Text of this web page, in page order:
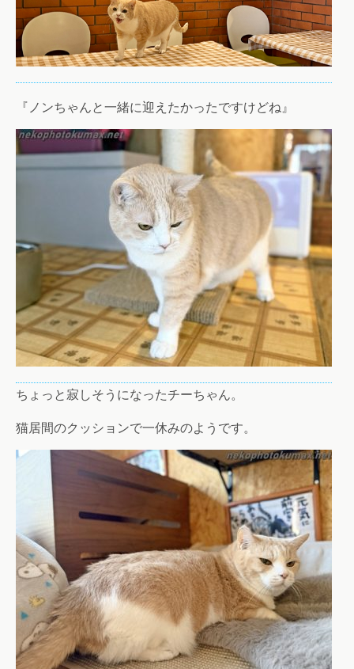
『ノンちゃんと一緒に迎えたかったですけどね』
ちょっと寂しそうになったチーちゃん。
猫居間のクッションで一休みのようです。